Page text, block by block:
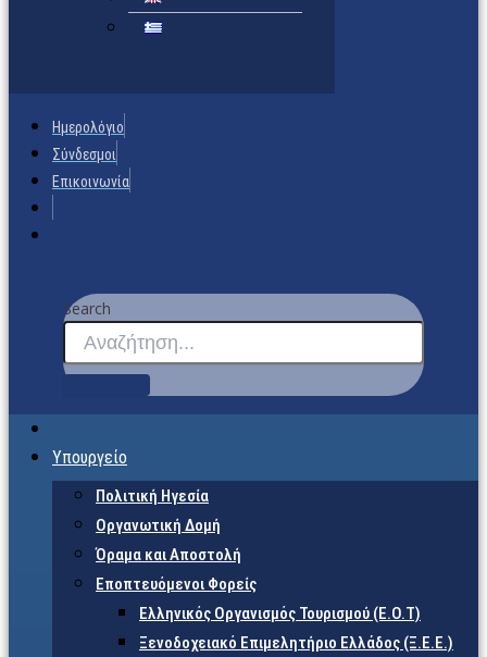
Ημερολόγιο
Σύνδεσμοι
Επικοινωνία
Search
Υπουργείο
Πολιτική Ηγεσία
Οργανωτική Δομή
Όραμα και Αποστολή
Εποπτευόμενοι Φορείς
Eλληνικός Οργανισμός Τουρισμού (Ε.Ο.Τ)
Ξενοδοχειακό Επιμελητήριο Ελλάδος (Ξ.Ε.Ε.)